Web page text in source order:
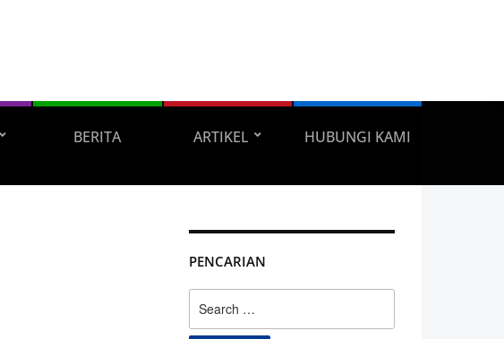
BERITA ARTIKEL HUBUNGI KAMI
PENCARIAN
for: